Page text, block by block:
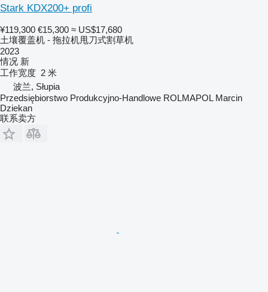
Stark KDX200+ profi
¥119,300 €15,300 ≈ US$17,680
土壤覆盖机 - 拖拉机甩刀式割草机
2023
情况 新
工作宽度 2 米
波兰, Słupia
Przedsiębiorstwo Produkcyjno-Handlowe ROLMAPOL Marcin
Dziekan
联系卖方